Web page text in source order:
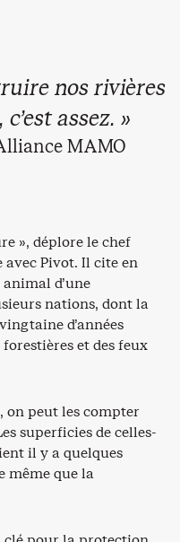
nos rivières
assez. »
MAMO
», déplore le chef
Pivot. Il cite en
d’une
nations, dont la
d’années
et des feux
on peut les compter
superficies de celles-
il y a quelques
même que la